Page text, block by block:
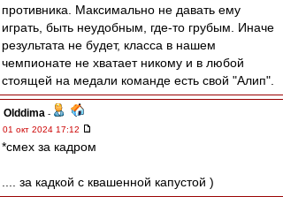
противника. Максимально не давать ему
играть, быть неудобным, где-то грубым. Иначе
результата не будет, класса в нашем
чемпионате не хватает никому и в любой
стоящей на медали команде есть свой "Алип".
Olddima -
01 окт 2024 17:12
*смех за кадром
.... за кадкой с квашенной капустой )